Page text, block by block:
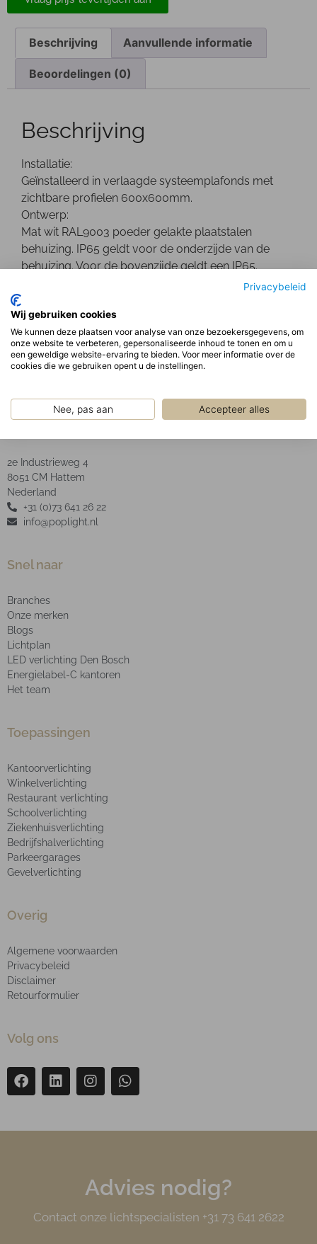
Privacybeleid
Wij gebruiken cookies
We kunnen deze plaatsen voor analyse van onze bezoekersgegevens, om
onze website te verbeteren, gepersonaliseerde inhoud te tonen en om u
een geweldige website-ervaring te bieden. Voor meer informatie over de
cookies die we gebruiken opent u de instellingen.
Nee, pas aan Accepteer alles
Beschrijving Aanvullende informatie
Beoordelingen (0)
Beschrijving
Installatie:
Geïnstalleerd in verlaagde systeemplafonds met
zichtbare profielen 600x600mm.
Ontwerp:
Mat wit RAL9003 poeder gelakte plaatstalen
behuizing. IP65 geldt voor de onderzijde van de
behuizing. Voor de bovenzijde geldt een IP65.
bevestigd aan de behuizing met schroeven en
afgesloten is door middel van siliconen.
2e Industrieweg 4
8051 CM Hattem
Nederland
+31 (0)73 641 26 22
info@poplight.nl
Snel naar
Branches
Onze merken
Blogs
Lichtplan
LED verlichting Den Bosch
Energielabel-C kantoren
Het team
Toepassingen
Kantoorverlichting
Winkelverlichting
Restaurant verlichting
Schoolverlichting
Ziekenhuisverlichting
Bedrijfshalverlichting
Parkeergarages
Gevelverlichting
Overig
Algemene voorwaarden
Privacybeleid
Disclaimer
Retourformulier
Volg ons
Advies nodig?
Contact onze lichtspecialisten +31 73 641 2622